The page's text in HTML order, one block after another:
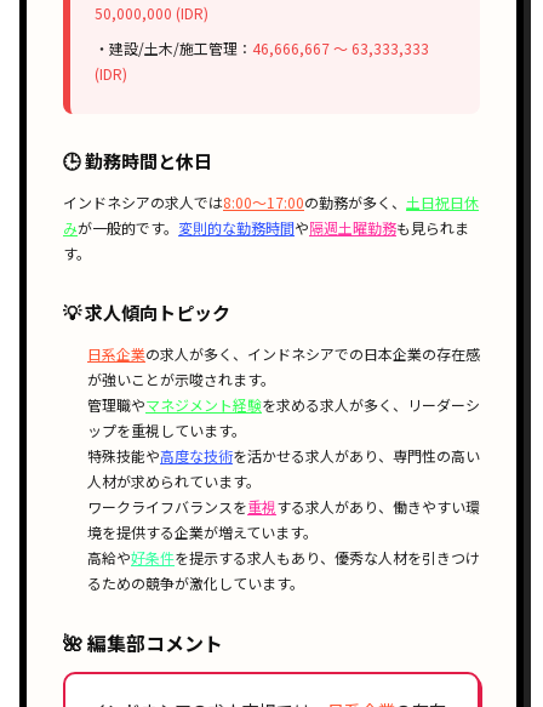
50,000,000 (IDR)
・建設/土木/施工管理： 46,666,667 〜 63,333,333
(IDR)
🕒 勤務時間と休日
インドネシアの求人では8:00〜17:00の勤務が多く、 土日祝日休
みが一般的です。 変則的な勤務時間や隔週土曜勤務も見られま
す。
💡 求人傾向トピック
日系企業の求人が多く、インドネシアでの日本企業の存在感
が強いことが示唆されます。
管理職やマネジメント経験を求める求人が多く、リーダーシ
ップを重視しています。
特殊技能や高度な技術を活かせる求人があり、専門性の高い
人材が求められています。
ワークライフバランスを重視する求人があり、働きやすい環
境を提供する企業が増えています。
高給や好条件を提示する求人もあり、優秀な人材を引きつけ
るための競争が激化しています。
🌺 編集部コメント